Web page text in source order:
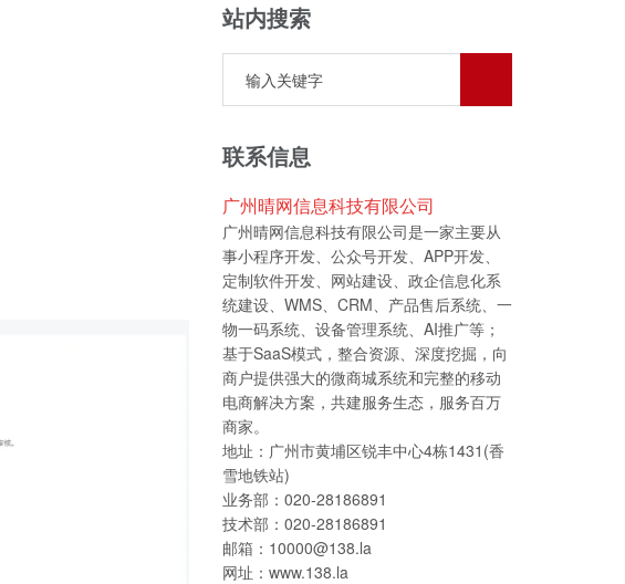
站内搜索
联系信息
广州晴网信息科技有限公司
广州晴网信息科技有限公司是一家主要从
事小程序开发、公众号开发、APP开发、
定制软件开发、网站建设、政企信息化系
统建设、WMS、CRM、产品售后系统、一
物一码系统、设备管理系统、AI推广等；
基于SaaS模式，整合资源、深度挖掘，向
商户提供强大的微商城系统和完整的移动
电商解决方案，共建服务生态，服务百万
商家。
地址：广州市黄埔区锐丰中心4栋1431(香
雪地铁站)
业务部：020-28186891
技术部：020-28186891
邮箱：10000@138.la
网址：www.138.la